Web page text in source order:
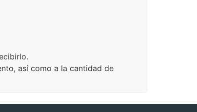
así como a la cantidad de